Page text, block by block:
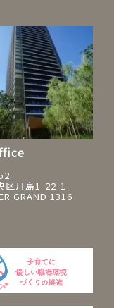
区月島1-22-1
GRAND 1316